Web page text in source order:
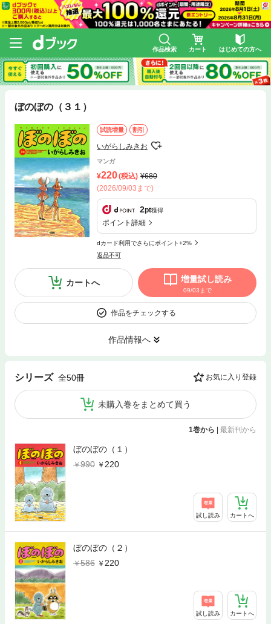
作品検索 カート はじめての方へ
ぼのぼの（３１）
試読増量 割引
いがらしみきお
マンガ
220(税込)
680
(2026/09/03まで)
2pt獲得
ポイント詳細
dカード利用でさらにポイント+2%
返品不可
カートへ 増量試し読み
09/03まで
作品をチェックする
作品情報へ
シリーズ 全50冊 お気に入り登録
未購入巻をまとめて買う
1巻から 最新刊から
ぼのぼの（１）
990
220
試し読み カートへ
ぼのぼの（２）
586
220
試し読み カートへ